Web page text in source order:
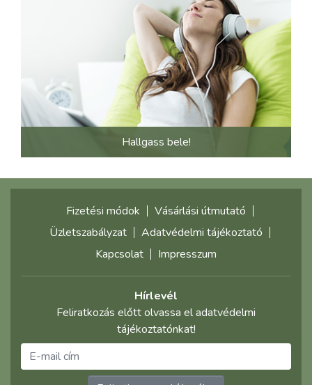
Hallgass bele!
Fizetési módok
Vásárlási útmutató
Üzletszabályzat
Adatvédelmi tájékoztató
Kapcsolat
Impresszum
Hírlevél
Feliratkozás előtt olvassa el adatvédelmi
tájékoztatónkat!